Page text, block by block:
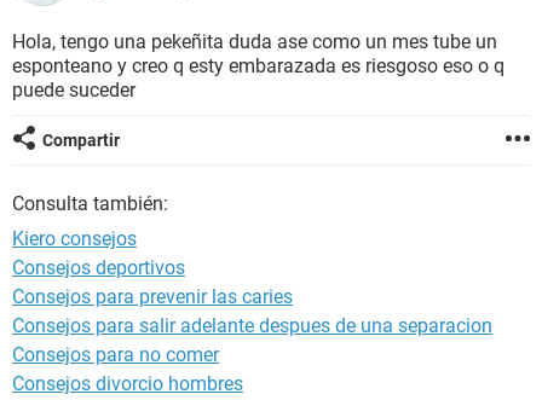
BIENESTAR
Hola, tengo una pekeñita duda ase como un mes tube un
esponteano y creo q esty embarazada es riesgoso eso o q
puede suceder
Compartir
Consulta también:
Kiero consejos
Consejos deportivos
Consejos para prevenir las caries
Consejos para salir adelante despues de una separacion
Consejos para no comer
Consejos divorcio hombres